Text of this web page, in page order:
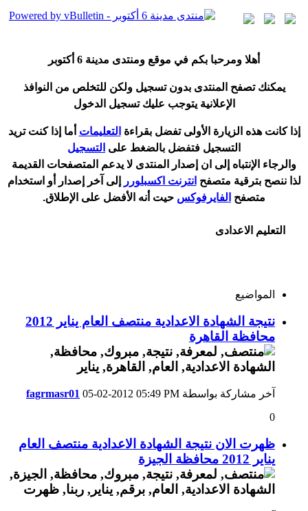
هلا ومرحبا بكم في موقع ومنتدى مدينة 6 أكتوبر
يمكنك تصفح المنتدى بدون تسجيل ولكن للتخلص من النوافذ
الإعلانية يتوجب عليك تسجيل الدخول
إذا كانت هذه الزيارة الأولى تفضل بقراءة التعليمات ما إذا كنت تريد
التسجيل فتفضل بالضغط على التسجيل
والرجاء الإنتباه إلى ان إصدار المنتدى لا يدعم المتصفحات القديمة
لذا ننصح بترقية متصفح انترنت اكسبلورر إلى آخر إصدار أو استخدام
متصفح الفايرفوكس حيت نه الأفضل على الإطلاق.
التعليم الاعدادى
المواضيع
نتيجة الشهادة الاعدادية منتصف العام يناير 2012
محافظة القاهرة
آخر مشاركة بواسطة fagrmasr01 05-02-2012 05:49 PM
0
ظهرت الان نتيجة الشهادة الاعدادية منتصف العام
يناير 2012 محافظة الجيزة